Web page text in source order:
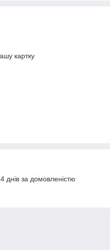
картку
днів за домовленістю